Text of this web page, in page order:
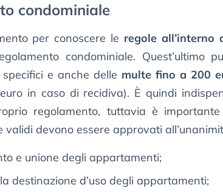
condominiale
per conoscere le regole all’interno
condominiale. Quest’ultimo
e anche delle multe fino a 200
in caso di recidiva). È quindi
regolamento, tuttavia è
validi devono essere approvati
e unione degli appartamenti;
destinazione d’uso degli appartamenti;